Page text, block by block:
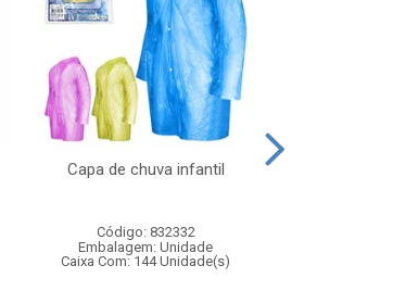
Capa de chuva infantil
Código: 832332
Embalagem: Unidade
Caixa Com: 144 Unidade(s)